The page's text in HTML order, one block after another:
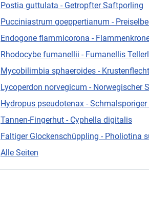
Postia guttulata - Getropfter Saftporling
Pucciniastrum goeppertianum -
Endogone flammicorona -
Rhodocybe fumanellii - Fumanellis
Mycobilimbia sphaeroides -
Lycoperdon norvegicum - Norwegischer
Hydropus pseudotenax -
Tannen-Fingerhut - Cyphella digitalis
Faltiger Glockenschüppling - Pholiotina
Alle Seiten